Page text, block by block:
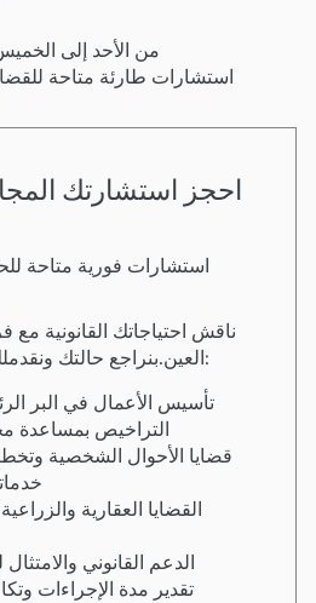
من الأحد إلى الخميس: من ٩ صباحًا
استشارات طارئة متاحة
احجز استشارتك
استشارات فورية متاحة
ناقش احتياجاتك القانونية مع
العين.بنراجع حالتك ونقدملك توجيه واضح بخصوص:
تأسيس الأعمال في البر
التراخيص بمساعدة
قضايا الأحوال الشخصية
القضايا العقارية
الدعم القانوني
تقدير مدة الإجراءات